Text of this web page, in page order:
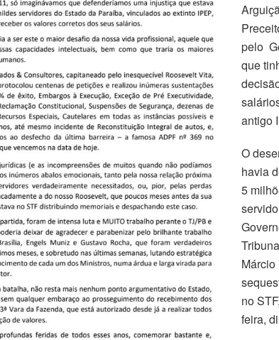
pelo
que
antigo
O
havia
5
no
feira,